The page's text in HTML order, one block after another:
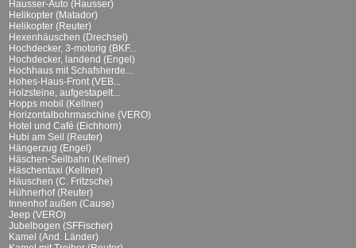
Hausser-Auto (Hausser)
Helikopter (Matador)
Helikopter (Reuter)
Hexenhäuschen (Drechsel)
Hochdecker, 3-motorig (BKF...
Hochdecker, landend (Engel)
Hochhaus mit Schafsherde...
Hohes-Haus-Front (VEB...
Holzsteine, aufgestapelt...
Hopps mobil (Kellner)
Horizontalbohrmaschine (VERO)
Hotel und Café (Eichhorn)
Hubi am Seil (Reuter)
Hängerzug (Engel)
Häschen-Seilbahn (Kellner)
Häschentaxi (Kellner)
Häuschen (C. Fritzsche)
Hühnerhof (Reuter)
Innenhof außen (Cause)
Jeep (VERO)
Jubelbogen (SFFischer)
Kamel (And. Länder)